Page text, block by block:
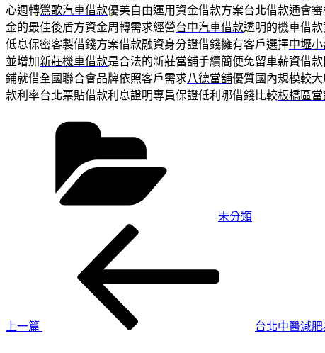
心週轉鶯歌汽車借款優美自由運用資金借款方案台北借款通會
金的最佳後盾方資金周轉需求經營台中汽車借款透明的機車借
低息保密客製借錢方案借款融資身分證借錢擁有客戶選擇中壢
並增加新莊機車借款是合法的新莊當舖手續簡便免留車薪資借
鋪就借全國聯合會品牌依照客戶需求八德當舖優質國內規模較
款利率台北票貼借款利息證明專員保證低利哪借錢比較板橋區當
未分類
上一篇
台北中醫減